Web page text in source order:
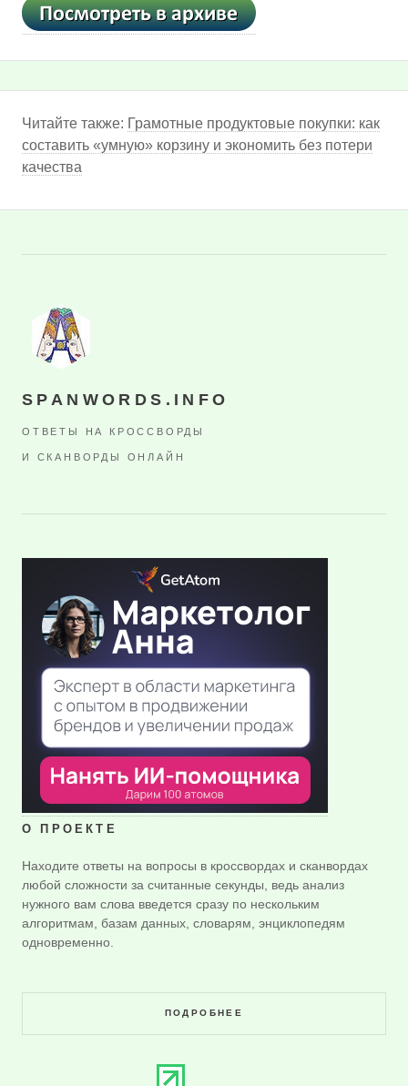
Читайте также: Грамотные продуктовые покупки: как
составить «умную» корзину и экономить без потери
качества
SPANWORDS.INFO
ОТВЕТЫ НА КРОССВОРДЫ
И СКАНВОРДЫ ОНЛАЙН
О ПРОЕКТЕ
Находите ответы на вопросы в кроссвордах и сканвордах
любой сложности за считанные секунды, ведь анализ
нужного вам слова введется сразу по нескольким
алгоритмам, базам данных, словарям, энциклопедям
одновременно.
ПОДРОБНЕЕ